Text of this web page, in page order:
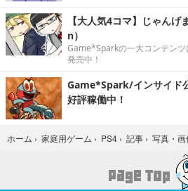
【大人気4コマ】じゃん
n）
Game*Sparkの一大コンテン
発売中！
Game*Spark/インサイド
好評稼働中！
ホーム › 家庭用ゲーム › PS4 › 記事 › 写真・画